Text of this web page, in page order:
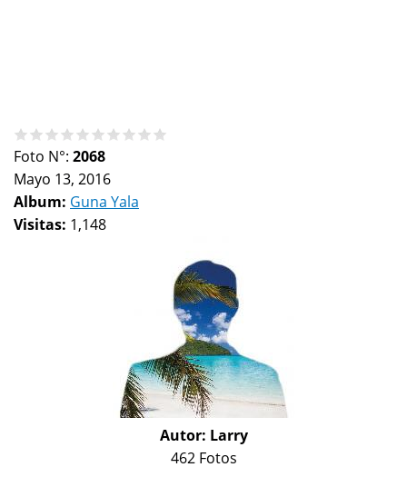
Foto N°: 2068
Mayo 13, 2016
Album: Guna Yala
Visitas: 1,148
Autor: Larry
462 Fotos